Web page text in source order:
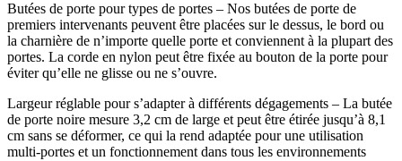
Butées de porte pour types de portes – Nos butées de porte de
premiers intervenants peuvent être placées sur le dessus, le bord ou
la charnière de n’importe quelle porte et conviennent à la plupart des
portes. La corde en nylon peut être fixée au bouton de la porte pour
éviter qu’elle ne glisse ou ne s’ouvre.
Largeur réglable pour s’adapter à différents dégagements – La butée
de porte noire mesure 3,2 cm de large et peut être étirée jusqu’à 8,1
cm sans se déformer, ce qui la rend adaptée pour une utilisation
multi-portes et un fonctionnement dans tous les environnements